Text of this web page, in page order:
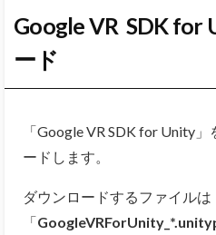
Google VR SDK for
ード
「Google VR SDK for Unity
ードします。
ダウンロードするファイルは
「